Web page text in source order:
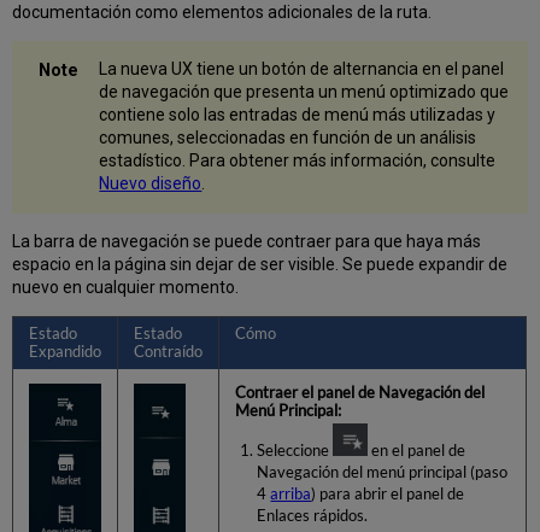
documentación como elementos adicionales de la ruta.
La nueva UX tiene un botón de alternancia en el panel
de navegación que presenta un menú optimizado que
contiene solo las entradas de menú más utilizadas y
comunes, seleccionadas en función de un análisis
estadístico. Para obtener más información, consulte
Nuevo diseño.
La barra de navegación se puede contraer para que haya más
espacio en la página sin dejar de ser visible. Se puede expandir de
nuevo en cualquier momento.
Estado
Expandido
Estado
Contraído
Cómo
Contraer el panel de Navegación del
Menú Principal:
Seleccione
en el panel de
Navegación del menú principal (paso
4arriba) para abrir el panel de
Enlaces rápidos.